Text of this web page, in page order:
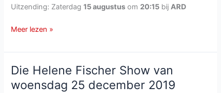
Uitzending: Zaterdag15 augustus om 20:15 bijARD
Die
Kaiser
Show:
Liebe
kann
Meer lezen »
Die Helene Fischer Show van
woensdag 25 december 2019